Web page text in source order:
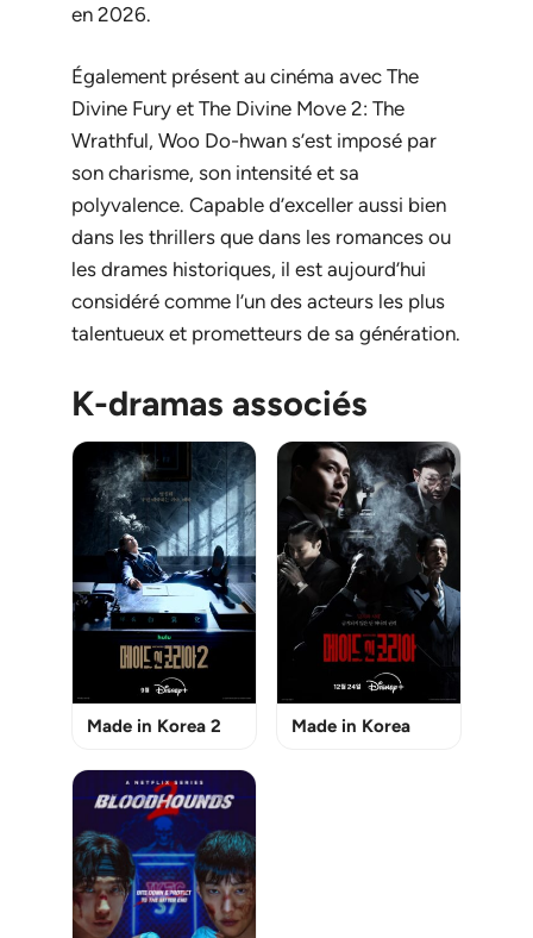
en 2026.
Également présent au cinéma avec The
Divine Fury et The Divine Move 2: The
Wrathful, Woo Do-hwan s’est imposé par
son charisme, son intensité et sa
polyvalence. Capable d’exceller aussi bien
dans les thrillers que dans les romances ou
les drames historiques, il est aujourd’hui
considéré comme l’un des acteurs les plus
talentueux et prometteurs de sa génération.
K-dramas associés
Made in Korea 2 Made in Korea